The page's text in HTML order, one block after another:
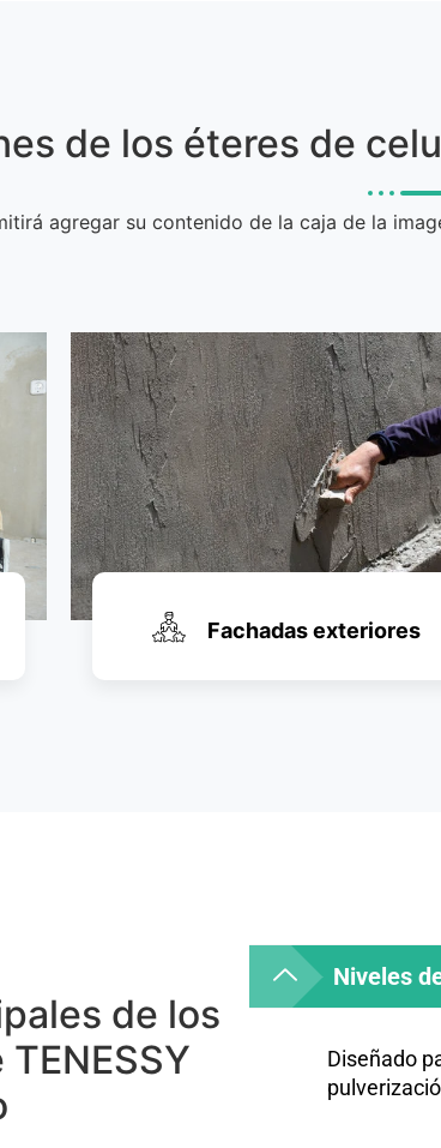
de los éteres de
agregar su contenido de la caja de la
Fachadas exteriores
de los
Niveles
Diseñado